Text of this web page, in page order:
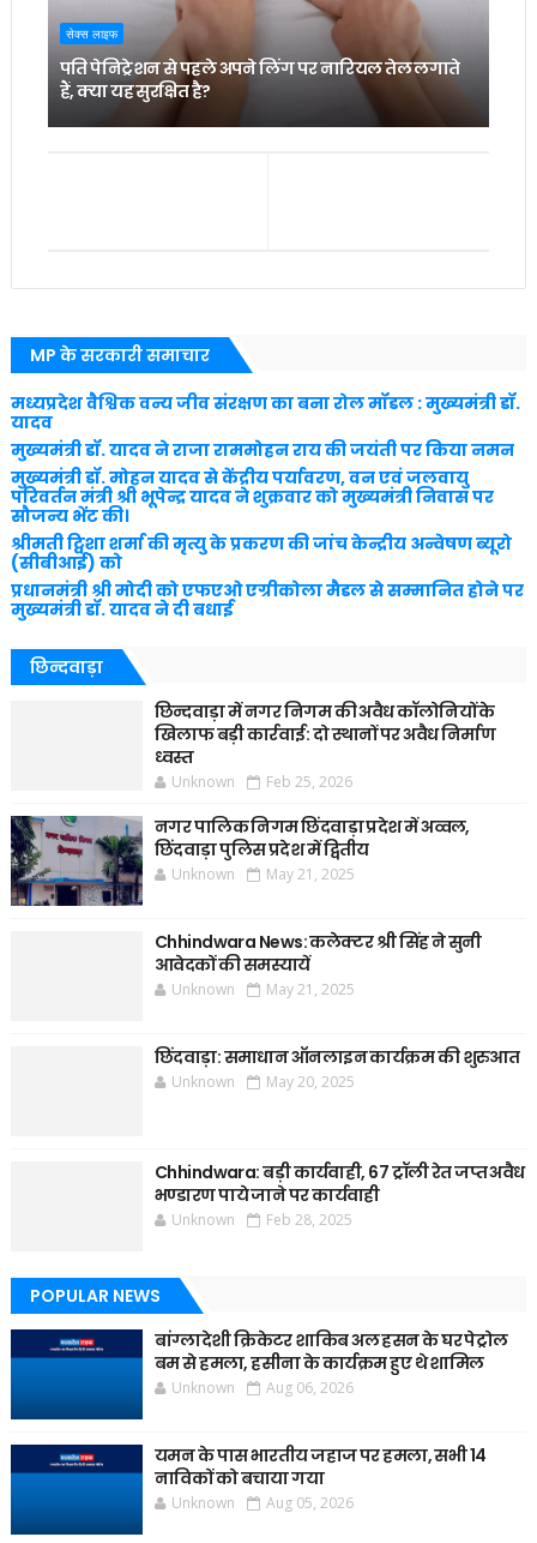
सेक्स लाइफ
पति पेनिट्रेशन से पहले अपने लिंग पर नारियल तेल लगाते
हैं, क्या यह सुरक्षित है?
MP के सरकारी समाचार
मध्यप्रदेश वैश्विक वन्य जीव संरक्षण का बना रोल मॉडल : मुख्यमंत्री डॉ.
यादव
मुख्यमंत्री डॉ. यादव ने राजा राममोहन राय की जयंती पर किया नमन
मुख्यमंत्री डॉ. मोहन यादव से केंद्रीय पर्यावरण, वन एवं जलवायु
परिवर्तन मंत्री श्री भूपेन्द्र यादव ने शुक्रवार को मुख्यमंत्री निवास पर
सौजन्य भेंट की।
श्रीमती ट्विशा शर्मा की मृत्यु के प्रकरण की जांच केन्द्रीय अन्वेषण ब्यूरो
(सीबीआई) को
प्रधानमंत्री श्री मोदी को एफएओ एग्रीकोला मैडल से सम्मानित होने पर
मुख्यमंत्री डॉ. यादव ने दी बधाई
छिन्दवाड़ा
छिन्दवाड़ा में नगर निगम की अवैध कॉलोनियों के
खिलाफ बड़ी कार्रवाई: दो स्थानों पर अवैध निर्माण
ध्वस्त
Unknown Feb 25, 2026
नगर पालिक निगम छिंदवाड़ा प्रदेश में अव्वल,
छिंदवाड़ा पुलिस प्रदेश में द्वितीय
Unknown May 21, 2025
Chhindwara News: कलेक्टर श्री सिंह ने सुनी
आवेदकों की समस्यायें
Unknown May 21, 2025
छिंदवाड़ा: समाधान ऑनलाइन कार्यक्रम की शुरुआत
Unknown May 20, 2025
Chhindwara: बड़ी कार्यवाही, 67 ट्रॉली रेत जप्त अवैध
भण्डारण पाये जाने पर कार्यवाही
Unknown Feb 28, 2025
POPULAR NEWS
बांग्लादेशी क्रिकेटर शाकिब अल हसन के घर पेट्रोल
बम से हमला, हसीना के कार्यक्रम हुए थे शामिल
Unknown Aug 06, 2026
यमन के पास भारतीय जहाज पर हमला, सभी 14
नाविकों को बचाया गया
Unknown Aug 05, 2026